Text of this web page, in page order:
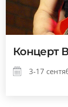
Концерт
3-17